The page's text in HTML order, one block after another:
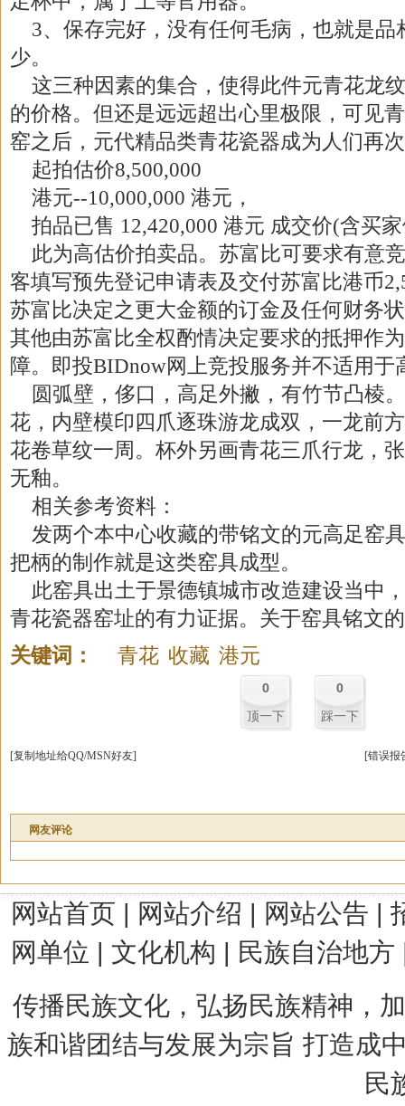
3、保存完好，没有任何毛病，也就是品
少。
这三种因素的集合，使得此件元青花龙
的价格。但还是远远超出心里极限，可见
窑之后，元代精品类青花瓷器成为人们再
起拍估价8,500,000
港元--10,000,000 港元，
拍品已售 12,420,000 港元 成交价(含买
此为高估价拍卖品。苏富比可要求有意
客填写预先登记申请表及交付苏富比港币
苏富比决定之更大金额的订金及任何财务
其他由苏富比全权酌情决定要求的抵押作
障。即投BIDnow网上竞投服务并不适用于
圆弧壁，侈口，高足外撇，有竹节凸棱
花，内壁模印四爪逐珠游龙成双，一龙前
花卷草纹一周。杯外另画青花三爪行龙，
无釉。
相关参考资料：
发两个本中心收藏的带铭文的元高足窑
把柄的制作就是这类窑具成型。
此窑具出土于景德镇城市改造建设当中
青花瓷器窑址的有力证据。关于窑具铭文
关键词：
青花 收藏 港元
0
顶一下
0
踩一下
[错误报
[复制地址给QQ/MSN好友]
网友评论
网站首页 | 网站介绍 | 网站公告 |
网单位 | 文化机构 | 民族自治地方
传播民族文化，弘扬民族精神，
族和谐团结与发展为宗旨 打造成
民